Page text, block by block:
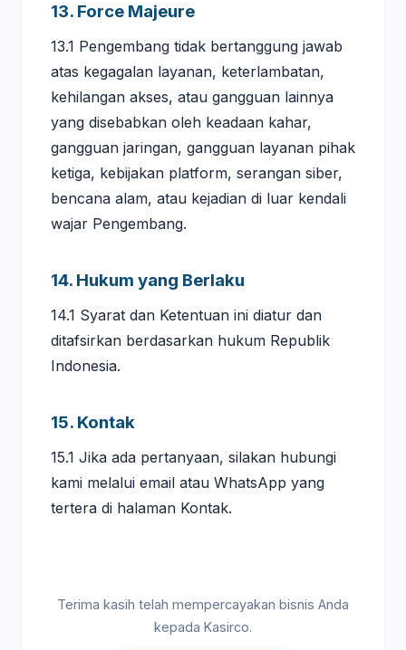
13. Force Majeure
13.1 Pengembang tidak bertanggung jawab
atas kegagalan layanan, keterlambatan,
kehilangan akses, atau gangguan lainnya
yang disebabkan oleh keadaan kahar,
gangguan jaringan, gangguan layanan pihak
ketiga, kebijakan platform, serangan siber,
bencana alam, atau kejadian di luar kendali
wajar Pengembang.
14. Hukum yang Berlaku
14.1 Syarat dan Ketentuan ini diatur dan
ditafsirkan berdasarkan hukum Republik
Indonesia.
15. Kontak
15.1 Jika ada pertanyaan, silakan hubungi
kami melalui email atau WhatsApp yang
tertera di halaman Kontak.
Terima kasih telah mempercayakan bisnis Anda
kepada Kasirco.